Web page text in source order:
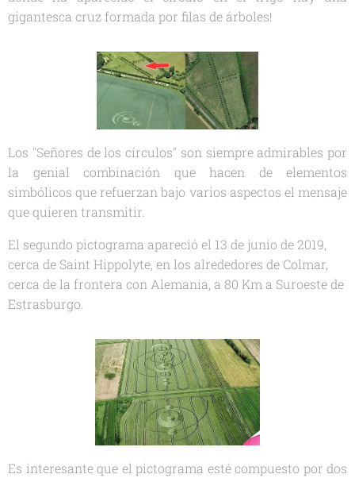
gigantesca cruz formada por filas de árboles!
Los "Señores de los círculos" son siempre admirables por
la genial combinación que hacen de elementos
simbólicos que refuerzan bajo varios aspectos el mensaje
que quieren transmitir.
El segundo pictograma apareció el 13 de junio de 2019,
cerca de Saint Hippolyte, en los alrededores de Colmar,
cerca de la frontera con Alemania, a 80 Km a Suroeste de
Estrasburgo.
Es interesante que el pictograma esté compuesto por dos